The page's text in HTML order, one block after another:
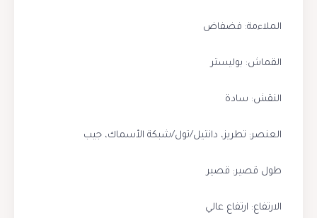
الملاءمة: فضفاض
القماش: بوليستر
النقش: سادة
العنصر: تطريز، دانتيل/تول/شبكة الأسماك، جيب
طول قصير: قصير
الارتفاع: ارتفاع عالي